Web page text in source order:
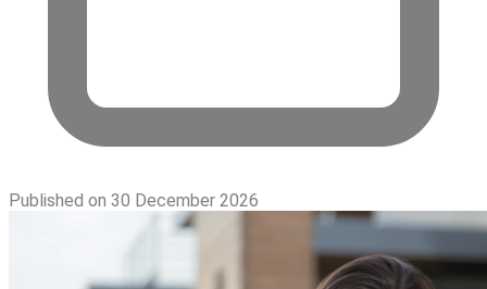
Published on 30 December 2026